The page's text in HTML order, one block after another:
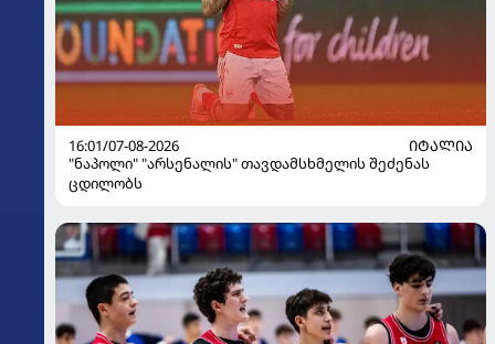
16:01/07-08-2026
ᲘᲢᲐᲚᲘᲐ
"ნაპოლი" "არსენალის" თავდამსხმელის შეძენას
ცდილობს